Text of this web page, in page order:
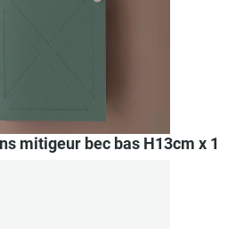
mitigeur bec bas H13cm x 1